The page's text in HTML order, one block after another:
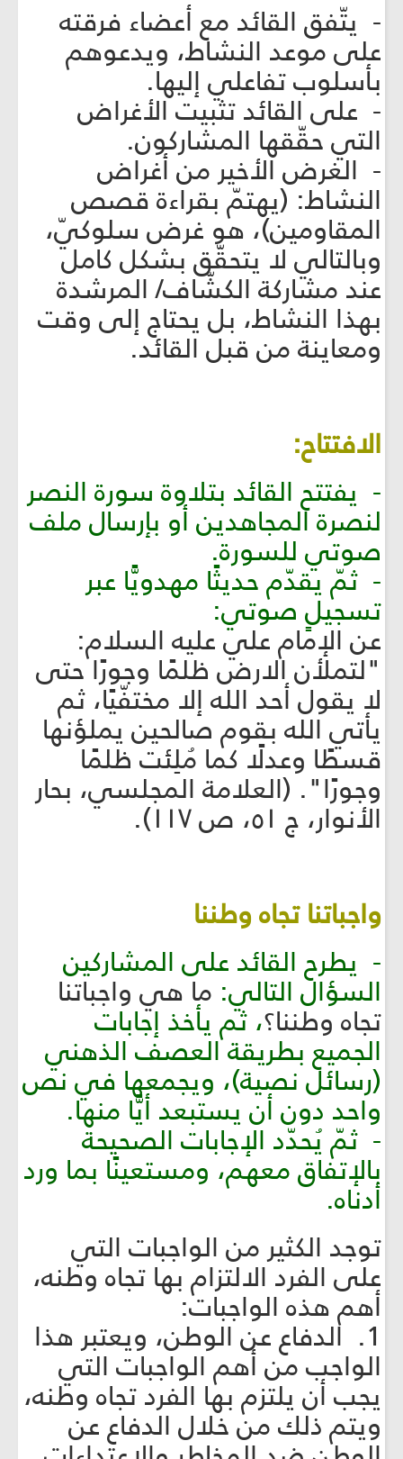
- يتّفق القائد مع أعضاء فرقته
على موعد النشاط، ويدعوهم
بأسلوب تفاعلي إليها.
- على القائد تثبيت الأغراض
التي حقّقها المشاركون.
- الغرض الأخير من أغراض
النشاط: (يهتمّ بقراءة قصص
المقاومين)، هو غرض سلوكيّ،
وبالتالي لا يتحقّق بشكل كامل
عند مشاركة الكشّاف/ المرشدة
بهذا النشاط، بل يحتاج إلى وقت
ومعاينة من قبل القائد.
الافتتاح:
- يفتتح القائد بتلاوة سورة النصر
لنصرة المجاهدين أو بإرسال ملف
صوتي للسورة.
- ثمّ يقدّم حديثًا مهدويًّا عبر
تسجيلٍ صوتي:
عن الإمام علي عليه السلام:
"لتملأن الارض ظلمًا وجورًا حتى
لا يقول أحد الله إلا مختفّيًا، ثم
يأتي الله بقوم صالحين يملؤنها
قسطًا وعدلًا كما مُلِئت ظلمًا
وجورًا". (العلامة المجلسي، بحار
الأنوار، ج ٥١، ص ١١٧).
واجباتنا تجاه وطننا
- يطرح القائد على المشاركين
السؤال التالي: ما هي واجباتنا
تجاه وطننا؟، ثم يأخذ إجابات
الجميع بطريقة العصف الذهني
(رسائل نصية)، ويجمعها في نص
واحد دون أن يستبعد أيًّا منها.
- ثمّ يُحدّد الإجابات الصحيحة
بالإتفاق معهم، ومستعينًا بما ورد
أدناه.
توجد الكثير من الواجبات التي
على الفرد الالتزام بها تجاه وطنه،
أهم هذه الواجبات:
1. الدفاع عن الوطن، ويعتبر هذا
الواجب من أهم الواجبات التي
يجب أن يلتزم بها الفرد تجاه وطنه،
ويتم ذلك من خلال الدفاع عن